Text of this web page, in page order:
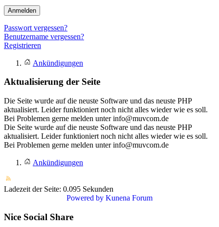
Anmelden
Passwort vergessen?
Benutzername vergessen?
Registrieren
Ankündigungen
Aktualisierung der Seite
Die Seite wurde auf die neuste Software und das neuste PHP
aktualisiert. Leider funktioniert noch nicht alles wieder wie es soll.
Bei Problemen gerne melden unter info@muvcom.de
Die Seite wurde auf die neuste Software und das neuste PHP
aktualisiert. Leider funktioniert noch nicht alles wieder wie es soll.
Bei Problemen gerne melden unter info@muvcom.de
Ankündigungen
Ladezeit der Seite: 0.095 Sekunden
Powered by Kunena Forum
Nice Social Share